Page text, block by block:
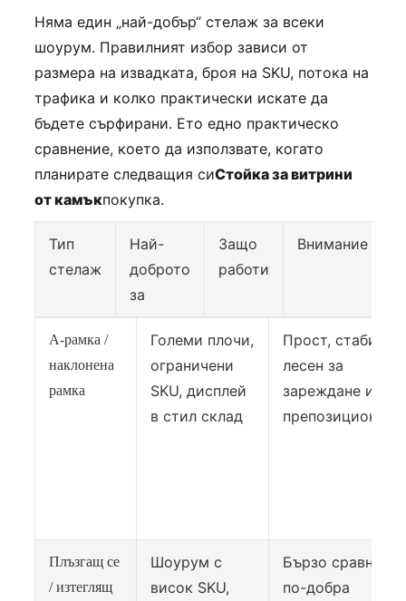
Няма един „най-добър“ стелаж за всеки
шоурум. Правилният избор зависи от
размера на извадката, броя на SKU, потока на
трафика и колко практически искате да
бъдете сърфирани. Ето едно практическо
сравнение, което да използвате, когато
планирате следващия сиСтойка за витрини
от камъкпокупка.
Тип
стелаж
Най-
доброто
за
Защо
работи
Внимание
А-рамка /
наклонена
рамка
Големи плочи,
ограничени
SKU, дисплей
в стил склад
Прост, стабилен,
лесен за
зареждане и
Плъзгащ се
/ изтеглящ
Шоурум с
висок SKU,
Бързо
по-добра